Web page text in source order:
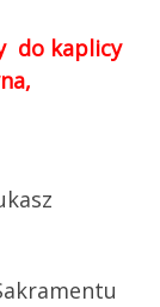
do kaplicy